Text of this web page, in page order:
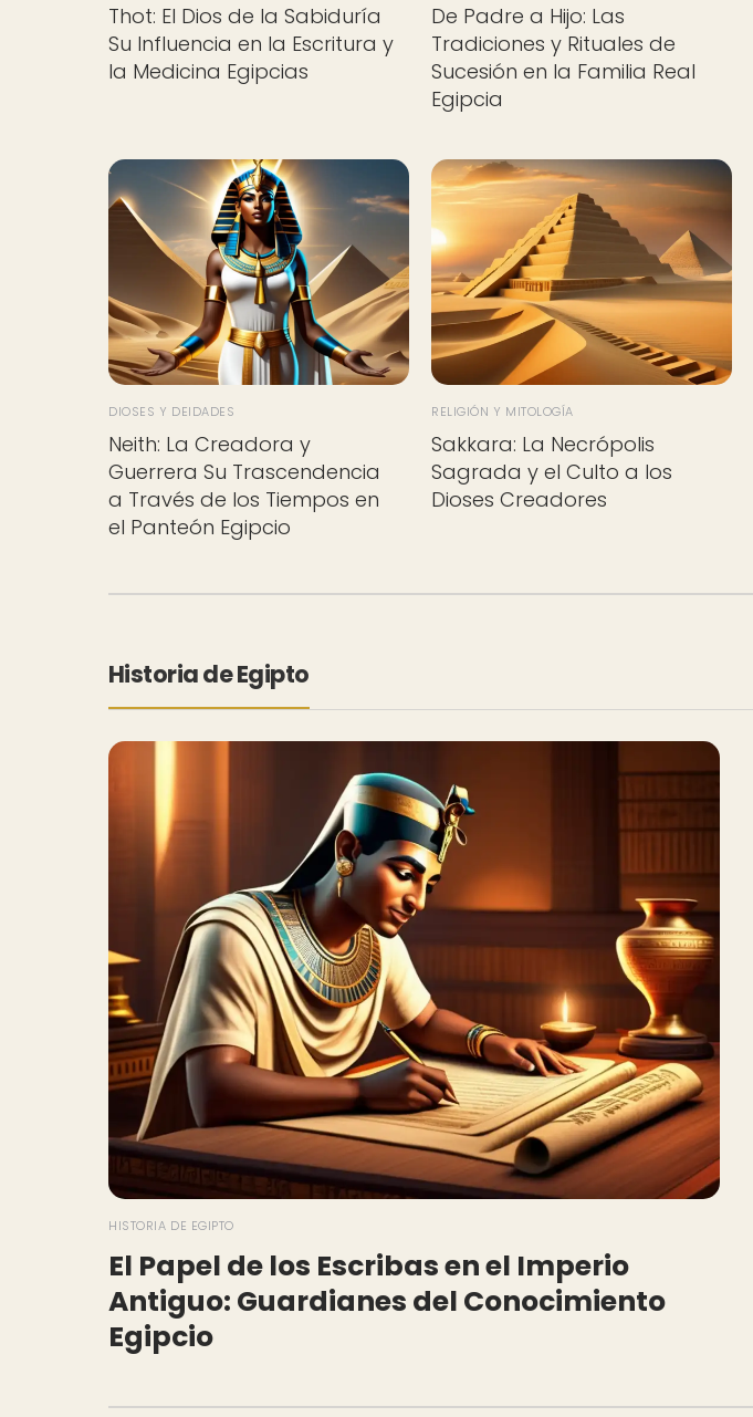
Thot: El Dios de la Sabiduría
Su Influencia en la Escritura y
la Medicina Egipcias
De Padre a Hijo: Las
Tradiciones y Rituales de
Sucesión en la Familia Real
Egipcia
DIOSES Y DEIDADES
Neith: La Creadora y
Guerrera Su Trascendencia
a Través de los Tiempos en
el Panteón Egipcio
RELIGIÓN Y MITOLOGÍA
Sakkara: La Necrópolis
Sagrada y el Culto a los
Dioses Creadores
Historia de Egipto
HISTORIA DE EGIPTO
El Papel de los Escribas en el Imperio
Antiguo: Guardianes del Conocimiento
Egipcio